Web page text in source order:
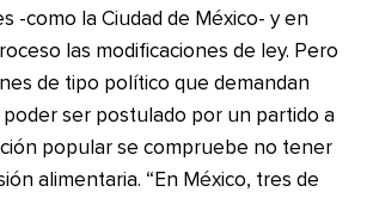
-como la Ciudad de México- y en
las modificaciones de ley. Pero
de tipo político que demandan
ser postulado por un partido a
popular se compruebe no tener
alimentaria. “En México, tres de